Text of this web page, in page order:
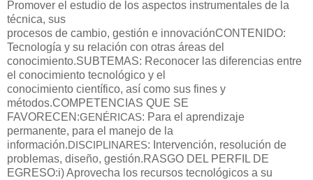
Promover el estudio de los aspectos instrumentales de la
técnica, sus
procesos de cambio, gestión e innovaciónCONTENIDO:
Tecnología y su relación con otras áreas del
conocimiento.SUBTEMAS: Reconocer las diferencias entre
el conocimiento tecnológico y el
conocimiento científico, así como sus fines y
métodos.COMPETENCIAS QUE SE
FAVORECEN:GENÉRICAS: Para el aprendizaje
permanente, para el manejo de la
información.DISCIPLINARES: Intervención, resolución de
problemas, diseño, gestión.RASGO DEL PERFIL DE
EGRESO:i) Aprovecha los recursos tecnológicos a su